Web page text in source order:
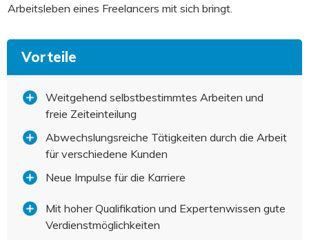
Arbeitsleben eines Freelancers mit sich bringt.
Vorteile
Weitgehend selbstbestimmtes Arbeiten und
freie Zeiteinteilung
Abwechslungsreiche Tätigkeiten durch die Arbeit
für verschiedene Kunden
Neue Impulse für die Karriere
Mit hoher Qualifikation und Expertenwissen gute
Verdienstmöglichkeiten